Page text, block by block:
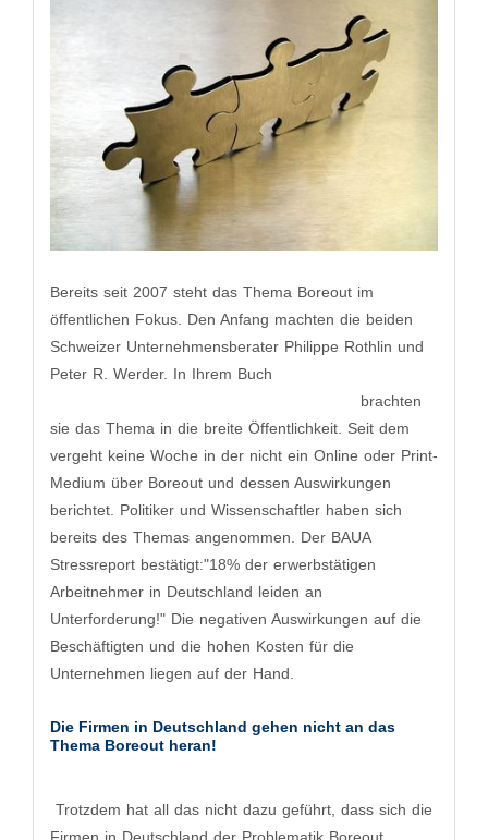
Bereits seit 2007 steht das Thema Boreout im
öffentlichen Fokus. Den Anfang machten die beiden
Schweizer Unternehmensberater Philippe Rothlin und
Peter R. Werder. ​In Ihrem Buch
brachten
sie das Thema in die breite Öffentlichkeit. Seit dem
vergeht keine Woche in der nicht ein Online oder Print-
Medium über Boreout und dessen Auswirkungen
berichtet. Politiker und Wissenschaftler haben sich
bereits des Themas angenommen. Der BAUA
Stressreport bestätigt:"18% der erwerbstätigen
Arbeitnehmer in Deutschland leiden an
Unterforderung!" Die negativen Auswirkungen auf die
Beschäftigten und die hohen Kosten für die
Unternehmen liegen auf der Hand.
Die Firmen in Deutschland gehen nicht an das
Thema Boreout heran!
​ Trotzdem hat all das nicht dazu geführt, dass sich die